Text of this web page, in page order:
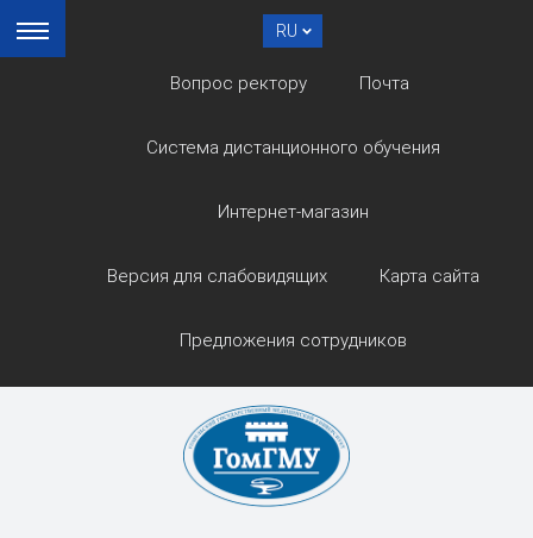
RU
Вопрос ректору Почта
Система дистанционного обучения
Интернет-магазин
Версия для слабовидящих Карта сайта
Предложения сотрудников